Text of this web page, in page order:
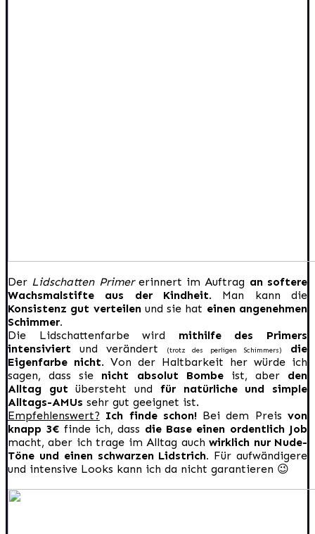
Der Lidschatten Primererinnert im Auftrag an softere
Wachsmalstifte aus der Kindheit. Man kann die
Konsistenz gut verteilen und sie hat einen angenehmen
Schimmer.
Die Lidschattenfarbe wird mithilfe des Primers
intensiviert und verändert (trotz des perligen Schimmers)
die
Eigenfarbe nicht. Von der Haltbarkeit her würde ich
sagen, dass sie nicht absolut Bombe ist, aberden
Alltag gut übersteht und für natürliche und simple
Alltags-AMUs sehr gut geeignet ist.
Empfehlenswert? Ich finde schon!Bei dem Preisvon
knapp 3€ finde ich, dass die Base einen ordentlich Job
macht, aber ich trage im Alltag auch wirklich nur Nude-
Töne und einen schwarzen Lidstrich. Für aufwändigere
und intensive Looks kann ich da nicht garantieren 😉